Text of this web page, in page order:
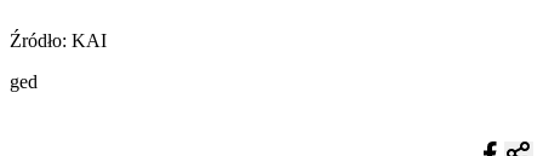
Źródło: KAI
ged